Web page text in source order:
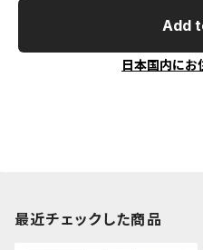
Add
日本国内にお
最近チェックした商品